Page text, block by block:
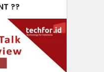
??